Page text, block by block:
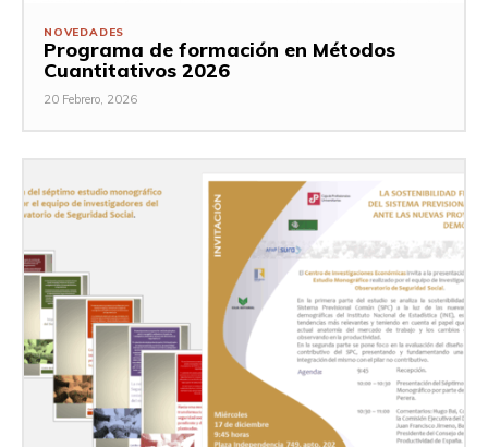
NOVEDADES
Programa de formación en Métodos
Cuantitativos 2026
20 Febrero, 2026